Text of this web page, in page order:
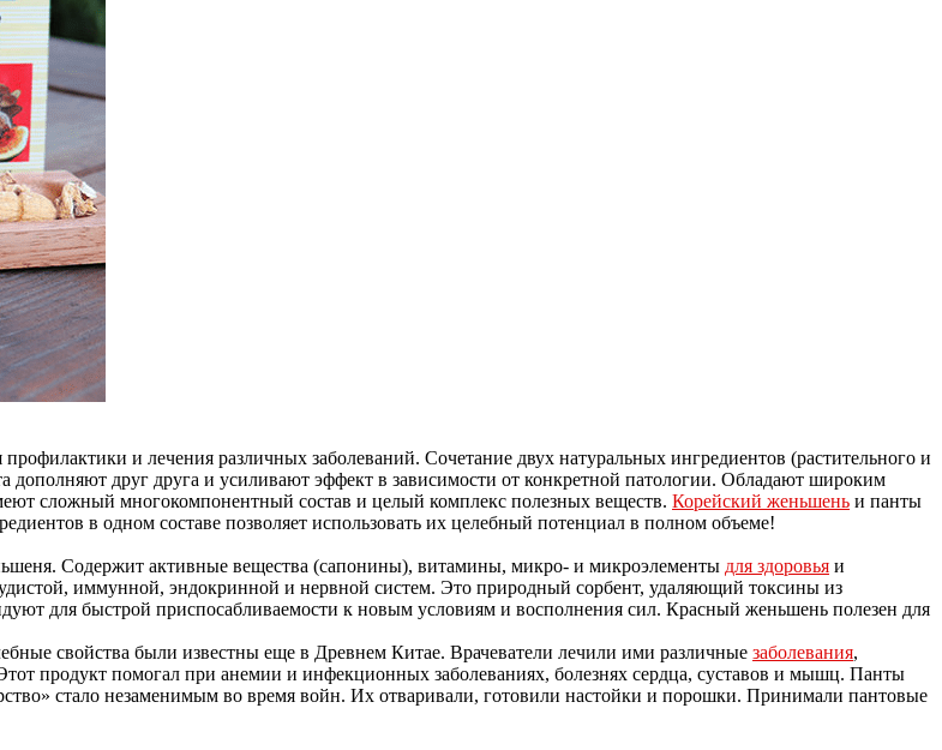
и лечения различных заболеваний. Сочетание двух натуральных ингредиентов (растительного и
дополняют друг друга и усиливают эффект в зависимости от конкретной патологии. Обладают широким
сложный многокомпонентный состав и целый комплекс полезных веществ. Корейский женьшень и панты
в одном составе позволяет использовать их целебный потенциал в полном объеме!
Содержит активные вещества (сапонины), витамины, микро- и микроэлементы для здоровья и
иммунной, эндокринной и нервной систем. Это природный сорбент, удаляющий токсины из
для быстрой приспосабливаемости к новым условиям и восполнения сил. Красный женьшень полезен для
свойства были известны еще в Древнем Китае. Врачеватели лечили ими различные заболевания,
продукт помогал при анемии и инфекционных заболеваниях, болезнях сердца, суставов и мышц. Панты
стало незаменимым во время войн. Их отваривали, готовили настойки и порошки. Принимали пантовые